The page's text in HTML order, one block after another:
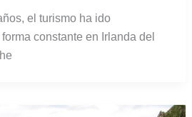
el turismo ha ido
constante en Irlanda del